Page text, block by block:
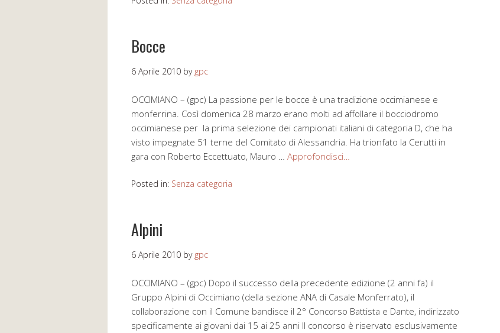
Bocce
6 Aprile 2010 by gpc
OCCIMIANO – (gpc) La passione per le bocce è una tradizione occimianese e
monferrina. Così domenica 28 marzo erano molti ad affollare il bocciodromo
occimianese per la prima selezione dei campionati italiani di categoria D, che ha
visto impegnate 51 terne del Comitato di Alessandria. Ha trionfato la Cerutti in
gara con Roberto Eccettuato, Mauro … Approfondisci…
Posted in: Senza categoria
Alpini
6 Aprile 2010 by gpc
OCCIMIANO – (gpc) Dopo il successo della precedente edizione (2 anni fa) il
Gruppo Alpini di Occimiano (della sezione ANA di Casale Monferrato), il
collaborazione con il Comune bandisce il 2° Concorso Battista e Dante, indirizzato
specificamente ai giovani dai 15 ai 25 anni Il concorso è riservato esclusivamente